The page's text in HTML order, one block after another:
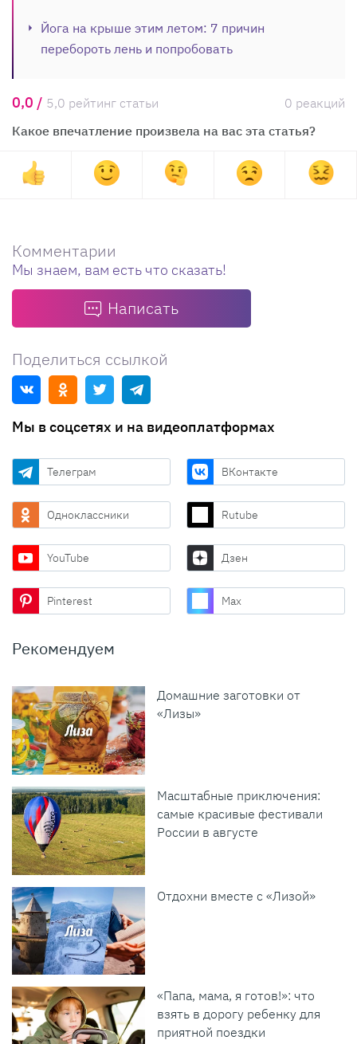
Йога на крыше этим летом: 7 причин
перебороть лень и попробовать
0,0 / 5,0 рейтинг статьи
0 реакций
Какое впечатление произвела на вас эта статья?
Комментарии
Мы знаем, вам есть что сказать!
Написать
Поделиться ссылкой
Мы в соцсетях и на видеоплатформах
Телеграм ВКонтакте
Одноклассники Rutube
YouTube Дзен
Pinterest Max
Рекомендуем
Домашние заготовки от
«Лизы»
Масштабные приключения:
самые красивые фестивали
России в августе
Отдохни вместе с «Лизой»
«Папа, мама, я готов!»: что
взять в дорогу ребенку для
приятной поездки